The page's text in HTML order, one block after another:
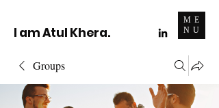
I am Atul Khera.
ME
NU
Groups